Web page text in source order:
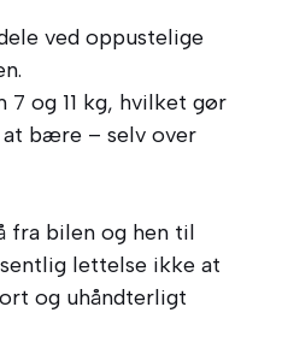
ved oppustelige
og 11 kg, hvilket gør
bære – selv over
fra bilen og hen til
lettelse ikke at
og uhåndterligt